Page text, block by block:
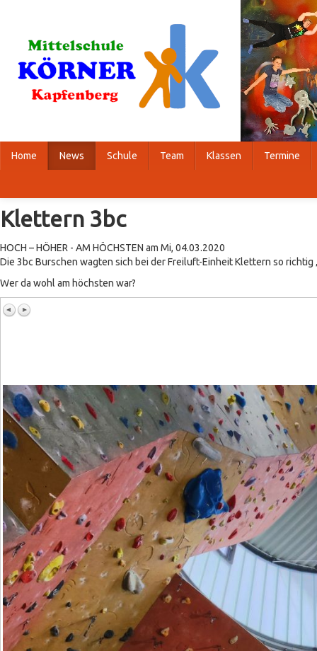
Home News Schule Team Klassen Termine
Klettern 3bc
HOCH – HÖHER - AM HÖCHSTEN am Mi, 04.03.2020
Die 3bc Burschen wagten sich bei der Freiluft-Einheit Klettern so richtig
Wer da wohl am höchsten war?